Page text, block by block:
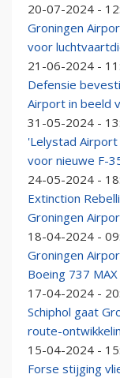
20-07-2024 -
Groningen
voor
21-06-2024 -
Defensie
Airport in beeld
31-05-2024 -
'Lelystad
voor nieuwe F-
24-05-2024 -
Extinction
Groningen
18-04-2024 -
Groningen
Boeing 737 MAX
17-04-2024 -
Schiphol gaat
route-
15-04-2024 -
Forse stijging